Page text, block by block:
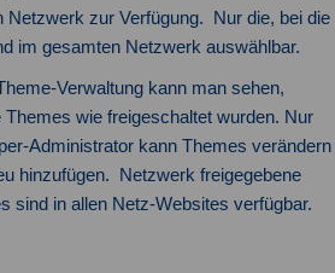
Netzwerk zur Verfügung. Nur die, bei die
im gesamten Netzwerk auswählbar.
Verwaltung kann man sehen,
Themes wie freigeschaltet wurden. Nur
Administrator kann Themes verändern
hinzufügen. Netzwerk freigegebene
sind in allen Netz-Websites verfügbar.